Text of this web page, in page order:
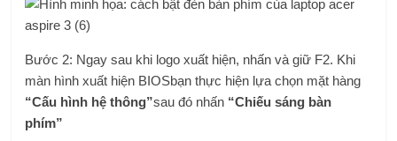
Bước 2: Ngay sau khi logo xuất hiện, nhấn và giữ F2. Khi
màn hình xuất hiện BIOSbạn thực hiện lựa chọn mặt hàng
“Cấu hình hệ thông”sau đó nhấn “Chiếu sáng bàn
phím”